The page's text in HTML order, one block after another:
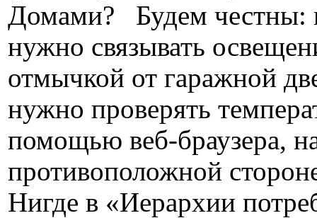
Домами? Будем честны:
нужно связывать
отмычкой от гаражной
нужно проверять
помощью веб-браузера,
противоположной
Нигде в «Иерархии